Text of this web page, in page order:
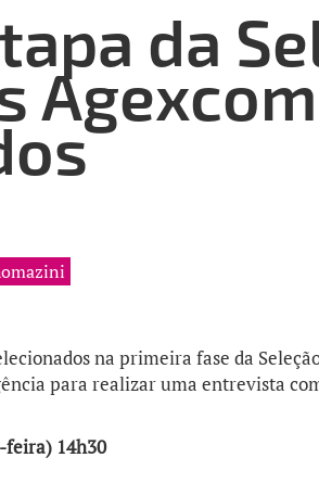
da
na primeira fase da
para realizar uma entrevista
feira) 14h30